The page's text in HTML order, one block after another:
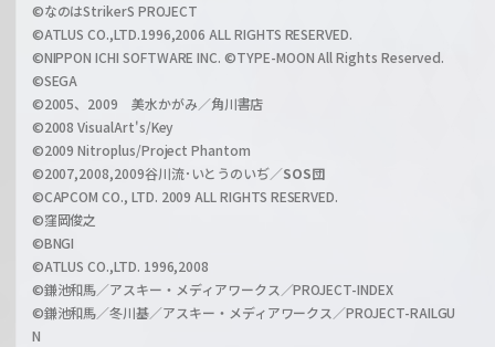
h
a
n
l
©なのはStrikerS PROJECT
©ATLUS CO.,LTD.1996,2006 ALL RIGHTS RESERVED.
©NIPPON ICHI SOFTWARE INC. ©TYPE-MOON All Rights Reserved.
©SEGA
©2005、2009 美水かがみ／角川書店
©2008 VisualArt's/Key
©2009 Nitroplus/Project Phantom
©2007,2008,2009谷川流･いとうのいぢ／SOS団
©CAPCOM CO., LTD. 2009 ALL RIGHTS RESERVED.
©窪岡俊之
©BNGI
©ATLUS CO.,LTD. 1996,2008
©鎌池和馬／アスキー・メディアワークス／PROJECT-INDEX
©鎌池和馬／冬川基／アスキー・メディアワークス／PROJECT-RAILGU
N